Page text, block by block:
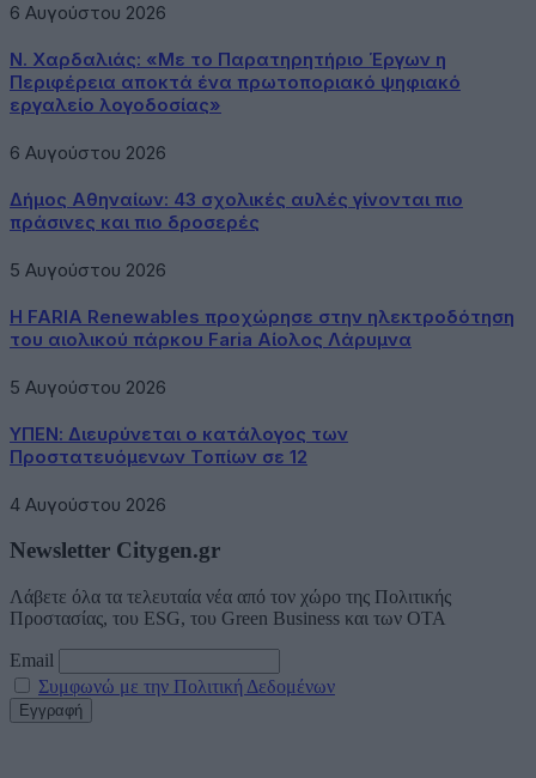
6 Αυγούστου 2026
Ν. Χαρδαλιάς: «Με το Παρατηρητήριο Έργων η
Περιφέρεια αποκτά ένα πρωτοποριακό ψηφιακό
εργαλείο λογοδοσίας»
6 Αυγούστου 2026
Δήμος Αθηναίων: 43 σχολικές αυλές γίνονται πιο
πράσινες και πιο δροσερές
5 Αυγούστου 2026
Η FARIA Renewables προχώρησε στην ηλεκτροδότηση
του αιολικού πάρκου Faria Αίολος Λάρυμνα
5 Αυγούστου 2026
ΥΠΕΝ: Διευρύνεται ο κατάλογος των
Προστατευόμενων Τοπίων σε 12
4 Αυγούστου 2026
Newsletter Citygen.gr
Λάβετε όλα τα τελευταία νέα από τον χώρο της Πολιτικής
Προστασίας, του ESG, του Green Business και των ΟΤΑ
Email
Συμφωνώ με την Πολιτική Δεδομένων